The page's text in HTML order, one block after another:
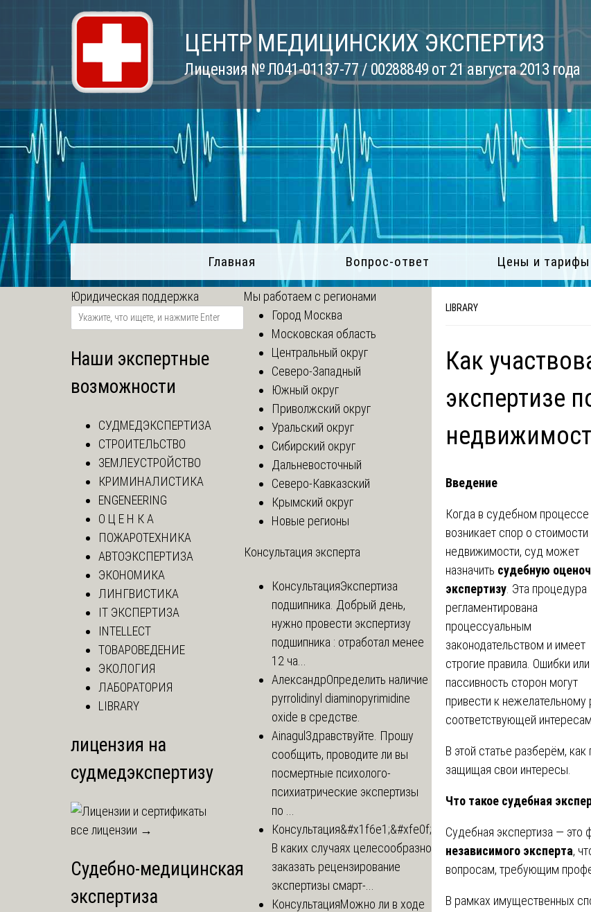
ЦЕНТР МЕДИЦИНСКИХ ЭКСПЕРТИЗ
Лицензия № Л041-01137-77 / 00288849 от 21 августа 2013 года
Главная Вопрос-ответ Цены и тарифы
LIBRARY
Как
экспертизе
Введение
Когда в судебном процессе
возникает спор о стоимости
недвижимости, суд может
назначить судебную
экспертизу . Эта процедура
регламентирована
процессуальным
законодательством и имеет
строгие правила. Ошибки или
пассивность сторон могут
привести к
соответствующей
В этой статье разберём, как
защищая свои интересы.
Что такое судебная
Судебная экспертиза — это
независимого эксперта,
вопросам, требующим
В рамках имущественных
Юридическая поддержка
Наши экспертные
возможности
СУДМЕДЭКСПЕРТИЗА
СТРОИТЕЛЬСТВО
ЗЕМЛЕУСТРОЙСТВО
КРИМИНАЛИСТИКА
ENGENEERING
О Ц Е Н К А
ПОЖАРОТЕХНИКА
АВТОЭКСПЕРТИЗА
ЭКОНОМИКА
ЛИНГВИСТИКА
IT ЭКСПЕРТИЗА
INTELLECT
ТОВАРОВЕДЕНИЕ
ЭКОЛОГИЯ
ЛАБОРАТОРИЯ
LIBRARY
лицензия на
судмедэкспертизу
все лицензии →
Судебно-медицинская
экспертиза
Мы работаем с регионами
Город Москва
Московская область
Центральный округ
Северо-Западный
Южный округ
Приволжский округ
Уральский округ
Сибирский округ
Дальневосточный
Северо-Кавказский
Крымский округ
Новые регионы
Консультация эксперта
КонсультацияЭкспертиза
подшипника. Добрый день,
нужно провести экспертизу
подшипника : отработал менее
12 ча...
АлександрОпределить наличие
pyrrolidinyl diaminopyrimidine
oxide в средстве.
Ainagul Здравствуйте. Прошу
сообщить, проводите ли вы
посмертные психолого-
психиатрические экспертизы
по ...
Консультация&#x1f6e1;&#xfe0f;
В каких случаях целесообразно
заказать рецензирование
экспертизы смарт-...
КонсультацияМожно ли в ходе